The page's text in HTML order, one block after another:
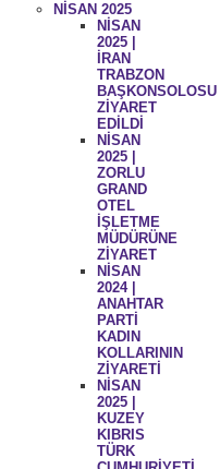
NİSAN 2025
NİSAN
2025 |
İRAN
TRABZON
BAŞKONSOLOSU
ZİYARET
EDİLDİ
NİSAN
2025 |
ZORLU
GRAND
OTEL
İŞLETME
MÜDÜRÜNE
ZİYARET
NİSAN
2024 |
ANAHTAR
PARTİ
KADIN
KOLLARININ
ZİYARETİ
NİSAN
2025 |
KUZEY
KIBRIS
TÜRK